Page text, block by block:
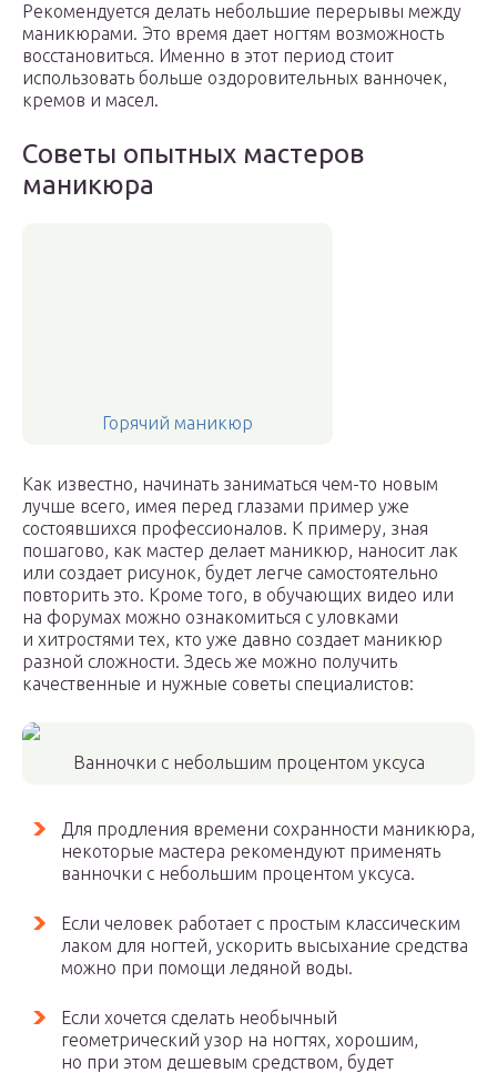
Рекомендуется делать небольшие перерывы между
маникюрами. Это время дает ногтям возможность
восстановиться. Именно в этот период стоит
использовать больше оздоровительных ванночек,
кремов и масел.
Советы опытных мастеров
маникюра
Горячий маникюр
Как известно, начинать заниматься чем-то новым
лучше всего, имея перед глазами пример уже
состоявшихся профессионалов. К примеру, зная
пошагово, как мастер делает маникюр, наносит лак
или создает рисунок, будет легче самостоятельно
повторить это. Кроме того, в обучающих видео или
на форумах можно ознакомиться с уловками
и хитростями тех, кто уже давно создает маникюр
разной сложности. Здесь же можно получить
качественные и нужные советы специалистов:
Ванночки с небольшим процентом уксуса
Для продления времени сохранности маникюра,
некоторые мастера рекомендуют применять
ванночки с небольшим процентом уксуса.
Если человек работает с простым классическим
лаком для ногтей, ускорить высыхание средства
можно при помощи ледяной воды.
Если хочется сделать необычный
геометрический узор на ногтях, хорошим,
но при этом дешевым средством, будет